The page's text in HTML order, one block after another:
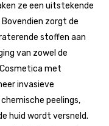
ze een uitstekende
zorgt de
stoffen aan
van zowel de
met
invasieve
peelings,
huid wordt versneld.